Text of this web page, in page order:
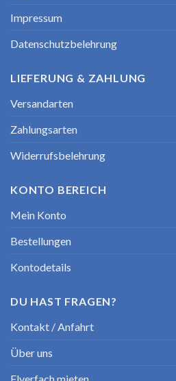
Impressum
Datenschutzbelehrung
LIEFERUNG & ZAHLUNG
Versandarten
Zahlungsarten
Widerrufsbelehrung
KONTO BEREICH
Mein Konto
Bestellungen
Kontodetails
DU HAST FRAGEN?
Kontakt / Anfahrt
Über uns